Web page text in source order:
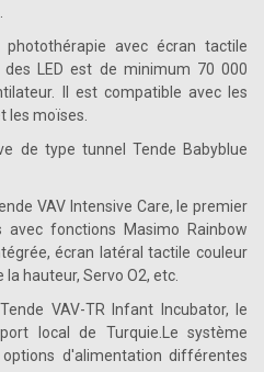
avec écran tactile
LED est de minimum 70 000
Il est compatible avec les
les moïses.
de type tunnel Tende Babyblue
VAV Intensive Care, le premier
avec fonctions Masimo Rainbow
écran latéral tactile couleur
hauteur, Servo O2, etc.
VAV-TR Infant Incubator, le
local de Turquie.
Le système
d'alimentation différentes